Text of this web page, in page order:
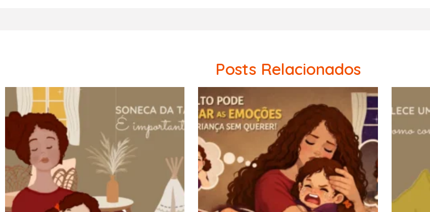
Posts Relacionados